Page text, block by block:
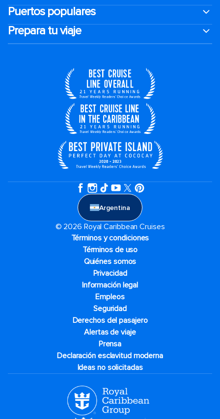
Puertos populares
Prepara tu viaje
Argentina
© 2026 Royal Caribbean Cruises
Términos y condiciones
Términos de uso
Quiénes somos
Privacidad
Información legal
Empleos
Seguridad
Derechos del pasajero
Alertas de viaje
Prensa
Declaración esclavitud moderna
Ideas no solicitadas